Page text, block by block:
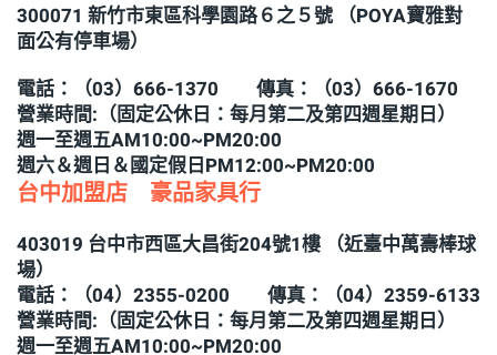
300071 新竹市東區科學園路６之５號 （POYA寶雅對
面公有停車場）
電話：（03）666-1370 傳真：（03）666-1670
營業時間:（固定公休日：每月第二及第四週星期日）
週一至週五AM10:00~PM20:00
週六＆週日＆國定假日PM12:00~PM20:00
台中加盟店 豪品家具行
403019 台中市西區大昌街204號1樓 （近臺中萬壽棒球
場）
電話：（04）2355-0200 傳真：（04）2359-6133
營業時間:（固定公休日：每月第二及第四週星期日）
週一至週五AM10:00~PM20:00